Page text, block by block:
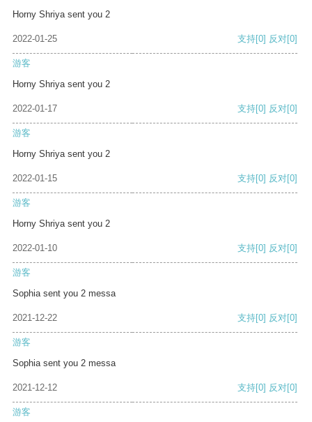
Horny Shriya sent you 2
2022-01-25 支持[0] 反对[0]
游客
Horny Shriya sent you 2
2022-01-17 支持[0] 反对[0]
游客
Horny Shriya sent you 2
2022-01-15 支持[0] 反对[0]
游客
Horny Shriya sent you 2
2022-01-10 支持[0] 反对[0]
游客
Sophia sent you 2 messa
2021-12-22 支持[0] 反对[0]
游客
Sophia sent you 2 messa
2021-12-12 支持[0] 反对[0]
游客